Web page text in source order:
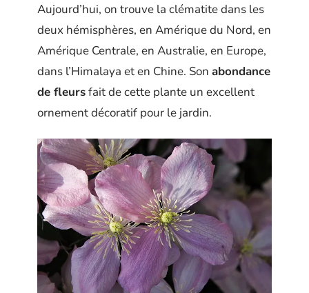
Aujourd’hui, on trouve la clématite dans les
deux hémisphères, en Amérique du Nord, en
Amérique Centrale, en Australie, en Europe,
dans l’Himalaya et en Chine. Son abondance
de fleursfait de cette plante un excellent
ornement décoratif pour le jardin.